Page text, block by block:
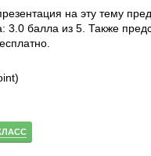
на эту тему
3.0 балла из 5. Также